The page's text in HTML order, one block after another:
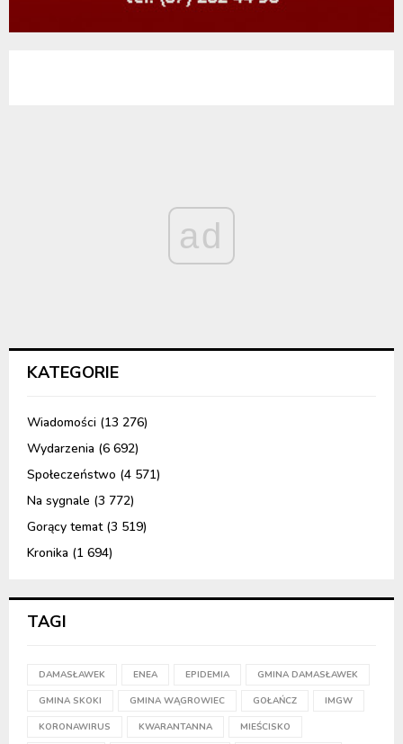
ad
KATEGORIE
Wiadomości (13 276)
Wydarzenia (6 692)
Społeczeństwo (4 571)
Na sygnale (3 772)
Gorący temat(3 519)
Kronika (1 694)
TAGI
DAMASŁAWEK ENEA EPIDEMIA GMINA DAMASŁAWEK
GMINA SKOKI GMINA WĄGROWIEC GOŁAŃCZ IMGW
KORONAWIRUS KWARANTANNA MIEŚCISKO